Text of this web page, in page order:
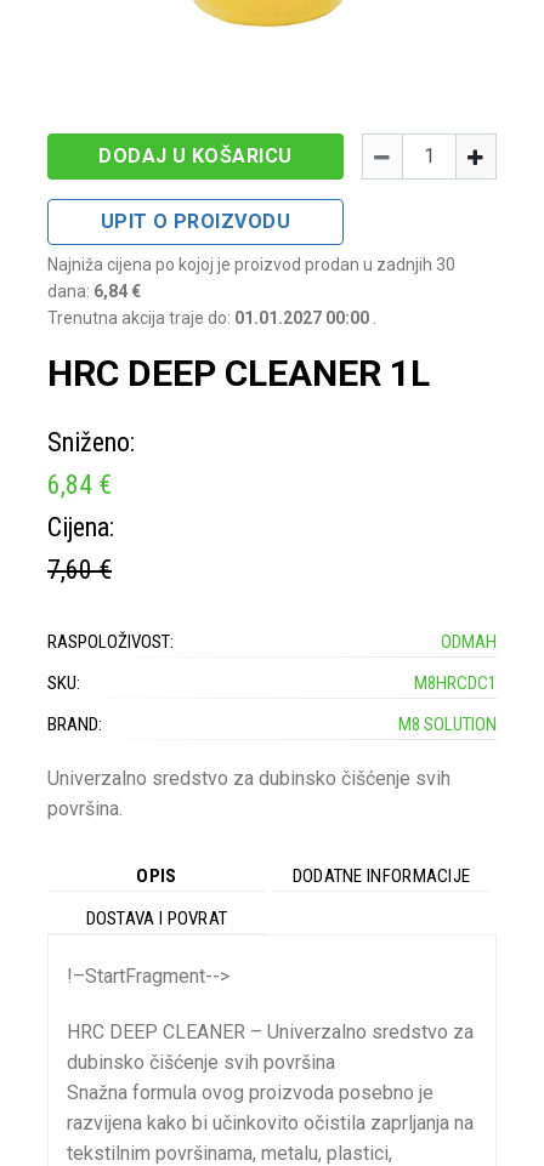
-
Količina +
DODAJ U KOŠARICU
UPIT O PROIZVODU
Najniža cijena po kojoj je proizvod prodan u zadnjih 30
dana: 6,84 €
Trenutna akcija traje do: 01.01.2027 00:00
HRC DEEP CLEANER 1L
Sniženo:
6,84 €
Cijena:
7,60 €
RASPOLOŽIVOST:
ODMAH
SKU:
M8HRCDC1
BRAND:
M8 SOLUTION
Univerzalno sredstvo za dubinsko čišćenje svih
površina.
OPIS
DODATNE INFORMACIJE
DOSTAVA I POVRAT
!–StartFragment-->
HRC DEEP CLEANER – Univerzalno sredstvo za
dubinsko čišćenje svih površina
Snažna formula ovog proizvoda posebno je
razvijena kako bi učinkovito očistila zaprljanja na
tekstilnim površinama, metalu, plastici,